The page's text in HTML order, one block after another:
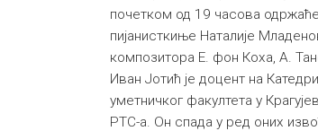
почетком од 19 часова
пијанисткиње Наталије
композитора Е. фон Коха, А.
Иван Јотић је доцент на
уметничког факултета у
РТС-а. Он спада у ред оних